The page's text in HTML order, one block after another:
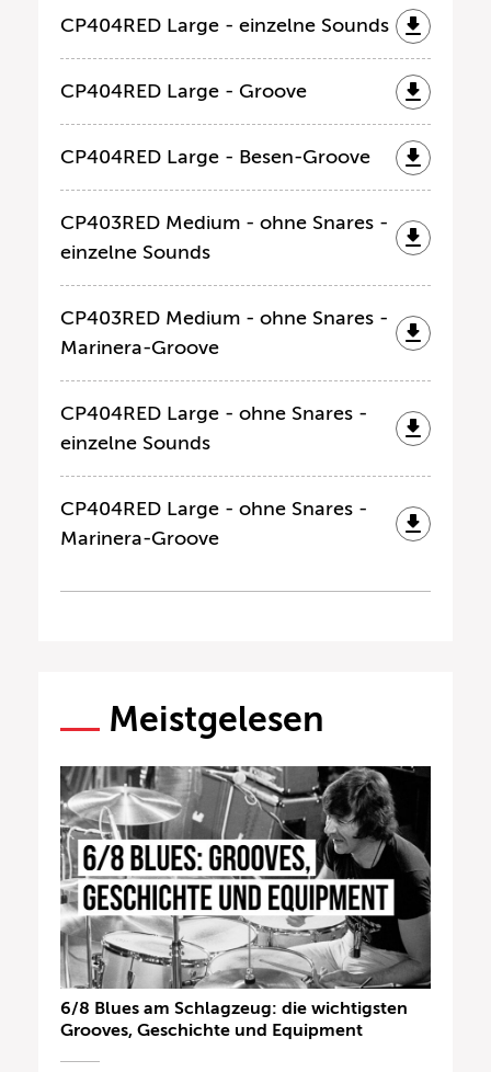
CP404RED Large - einzelne Sounds
CP404RED Large - Groove
CP404RED Large - Besen-Groove
CP403RED Medium - ohne Snares -
einzelne Sounds
CP403RED Medium - ohne Snares -
Marinera-Groove
CP404RED Large - ohne Snares -
einzelne Sounds
CP404RED Large - ohne Snares -
Marinera-Groove
Meistgelesen
6/8 Blues am Schlagzeug: die wichtigsten
Grooves, Geschichte und Equipment